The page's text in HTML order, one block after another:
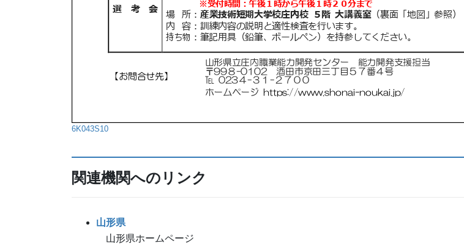
6K043S10
関連機関へのリンク
山形県
山形県ホームページ